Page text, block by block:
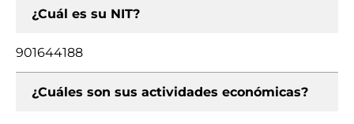
¿Cuál es su NIT?
901644188
¿Cuáles son sus actividades económicas?